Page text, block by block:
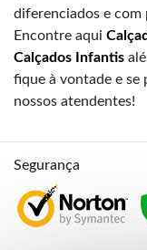
diferenciados e com
Encontre aqui
Calçados Infantis
fique à vontade e se
nossos atendentes!
Segurança